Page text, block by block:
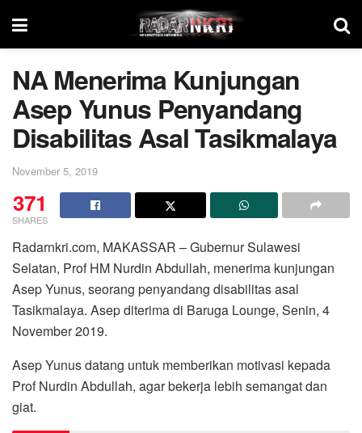
NA Menerima Kunjungan
Asep Yunus Penyandang
Disabilitas Asal Tasikmalaya
November 5, 2019
371
SHARES
Radarnkri.com, MAKASSAR – Gubernur Sulawesi
Selatan, Prof HM Nurdin Abdullah, menerima kunjungan
Asep Yunus, seorang penyandang disabilitas asal
Tasikmalaya. Asep diterima di Baruga Lounge, Senin, 4
November 2019.
Asep Yunus datang untuk memberikan motivasi kepada
Prof Nurdin Abdullah, agar bekerja lebih semangat dan
giat.